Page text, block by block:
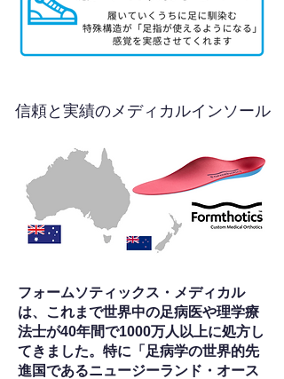
信頼と実績のメディカルインソール
フォームソティックス・メディカル
は、これまで世界中の足病医や理学療
法士が40年間で1000万人以上に処方し
てきました。特に「足病学の世界的先
進国であるニュージーランド・オース